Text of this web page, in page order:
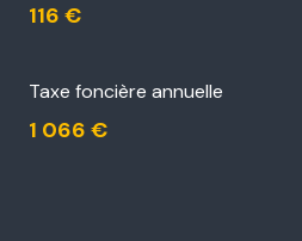
116 €
Taxe foncière annuelle
1 066 €